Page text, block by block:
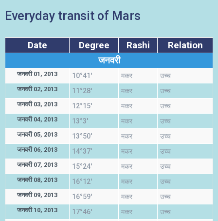
Everyday transit of Mars
Date Degree Rashi
Relation
जनवरी
जनवरी 01, 2013 10°41' मकर उच्च
जनवरी 02, 2013 11°28' मकर उच्च
जनवरी 03, 2013 12°15' मकर उच्च
जनवरी 04, 2013 13°3' मकर उच्च
जनवरी 05, 2013 13°50' मकर उच्च
जनवरी 06, 2013 14°37' मकर उच्च
जनवरी 07, 2013 15°24' मकर उच्च
जनवरी 08, 2013 16°12' मकर उच्च
जनवरी 09, 2013 16°59' मकर उच्च
जनवरी 10, 2013 17°46' मकर उच्च